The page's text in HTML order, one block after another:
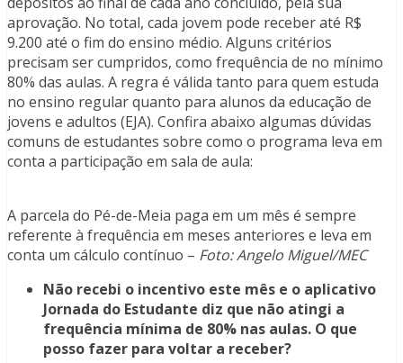
aprovação. No total, cada jovem pode receber até R$
9.200 até o fim do ensino médio. Alguns critérios
precisam ser cumpridos, como frequência de no mínimo
80% das aulas. A regra é válida tanto para quem estuda
no ensino regular quanto para alunos da educação de
jovens e adultos (EJA). Confira abaixo algumas dúvidas
comuns de estudantes sobre como o programa leva em
conta a participação em sala de aula:
A parcela do Pé-de-Meia paga em um mês é sempre
referente à frequência em meses anteriores e leva em
conta um cálculo contínuo – Foto: Angelo Miguel/MEC
Não recebi o incentivo este mês e o aplicativo
Jornada do Estudante diz que não atingi a
frequência mínima de 80% nas aulas. O que
posso fazer para voltar a receber?